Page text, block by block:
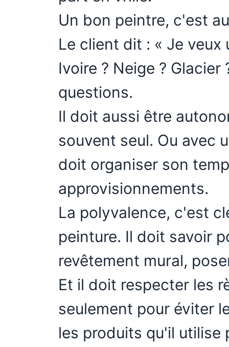
Un bon peintre, c'est
Le client dit : « Je veux
Ivoire ? Neige ?
questions.
Il doit aussi être
souvent seul. Ou avec
doit organiser son
approvisionnements.
La polyvalence, c'est
peinture. Il doit savoir
revêtement mural,
Et il doit respecter les
seulement pour éviter
les produits qu'il utilise